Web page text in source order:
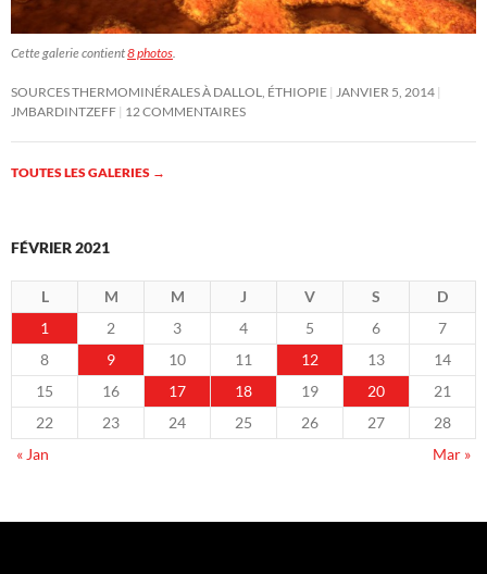
Cette galerie contient8 photos
SOURCES THERMOMINÉRALES À DALLOL, ÉTHIOPIE
JANVIER 5, 2014
JMBARDINTZEFF 12 COMMENTAIRES
TOUTES LES GALERIES →
FÉVRIER 2021
L M M J V S
D
1
2 3 4 5 6
7
8
9 10 11 12 13
14
15
16 17 18 19 20
21
22
23 24 25 26 27
28
« Jan
Mar »